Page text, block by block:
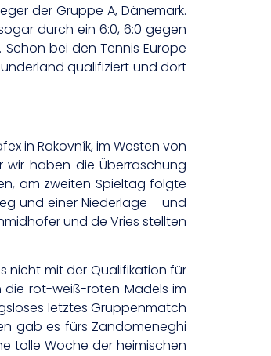
der Gruppe A, Dänemark.
durch ein 6:0, 6:0 gegen
bei den Tennis Europe
qualifiziert und dort
in Rakovník, im Westen von
wir haben die Überraschung
am zweiten Spieltag folgte
und einer Niederlage – und
und de Vries stellten
nicht mit der Qualifikation für
die rot-weiß-roten Mädels im
letztes Gruppenmatch
gab es fürs Zandomeneghi
tolle Woche der heimischen